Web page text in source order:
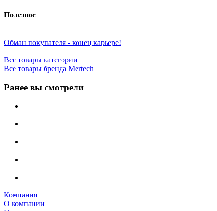
Полезное
Обман покупателя - конец карьере!
Все товары категории
Все товары бренда Mertech
Ранее вы смотрели
Компания
О компании